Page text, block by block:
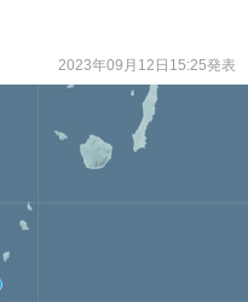
2023年09月12日15:25発表